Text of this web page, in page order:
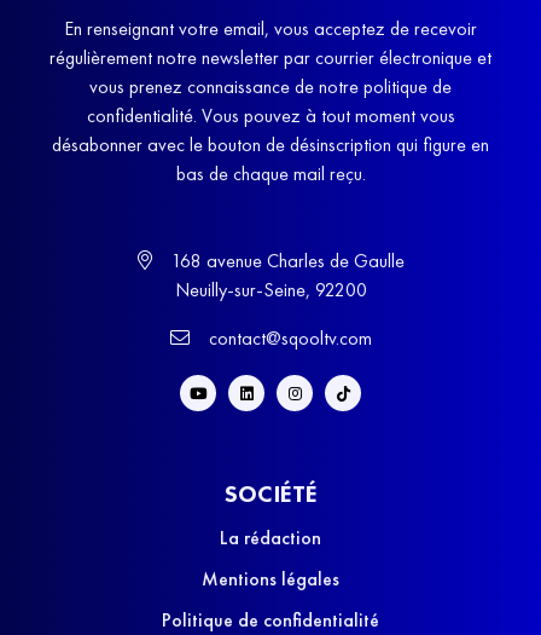
En renseignant votre email, vous acceptez de recevoir
régulièrement notre newsletter par courrier électronique et
vous prenez connaissance de notre politique de
confidentialité. Vous pouvez à tout moment vous
désabonner avec le bouton de désinscription qui figure en
bas de chaque mail reçu.
168 avenue Charles de Gaulle
Neuilly-sur-Seine, 92200
contact@sqooltv.com
SOCIÉTÉ
La rédaction
Mentions légales
Politique de confidentialité